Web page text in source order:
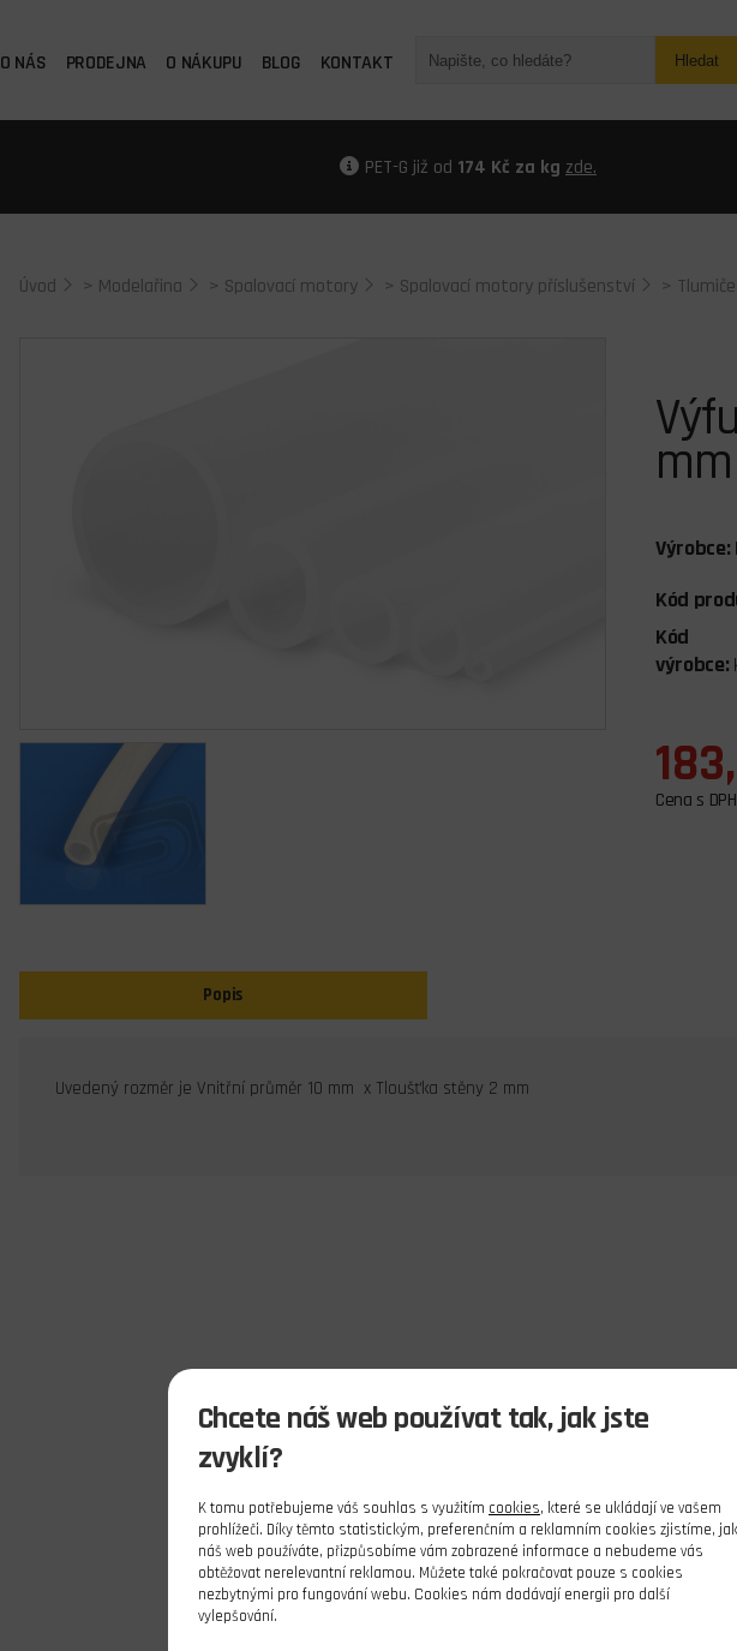
O NÁS PRODEJNA O NÁKUPU BLOG KONTAKT Hledat
PET-G již od 174 Kč za kg zde.
Úvod > Modelařina > Spalovací motory > Spalovací motory příslušenství >
Výrobce:
Kód
Kód
výrobce:
Cena s DPH
Popis
Uvedený rozměr je Vnitřní průměr 10 mm x Tloušťka stěny 2 mm
Chcete náš web používat tak, jak jste
zvyklí?
K tomu potřebujeme váš souhlas s využitím cookies, které se ukládají ve vašem
prohlížeči. Díky těmto statistickým, preferenčním a reklamním cookies zjistíme, jak
náš web používáte, přizpůsobíme vám zobrazené informace a nebudeme vás
obtěžovat nerelevantní reklamou. Můžete také pokračovat pouze s cookies
nezbytnými pro fungování webu. Cookies nám dodávají energii pro další
vylepšování.